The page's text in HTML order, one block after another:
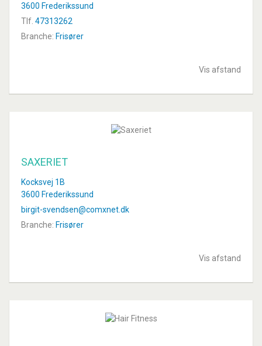
3600 Frederikssund
Tlf. 47313262
Branche: Frisører
Vis afstand
SAXERIET
Kocksvej 1B
3600 Frederikssund
birgit-svendsen@comxnet.dk
Branche: Frisører
Vis afstand